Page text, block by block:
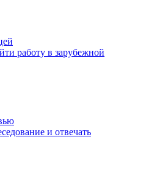
работу в зарубежной
и отвечать